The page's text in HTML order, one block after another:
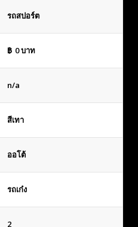
รถสปอร์ต
฿ 0บาท
n/a
สีเทา
ออโต้
รถเก๋ง
2